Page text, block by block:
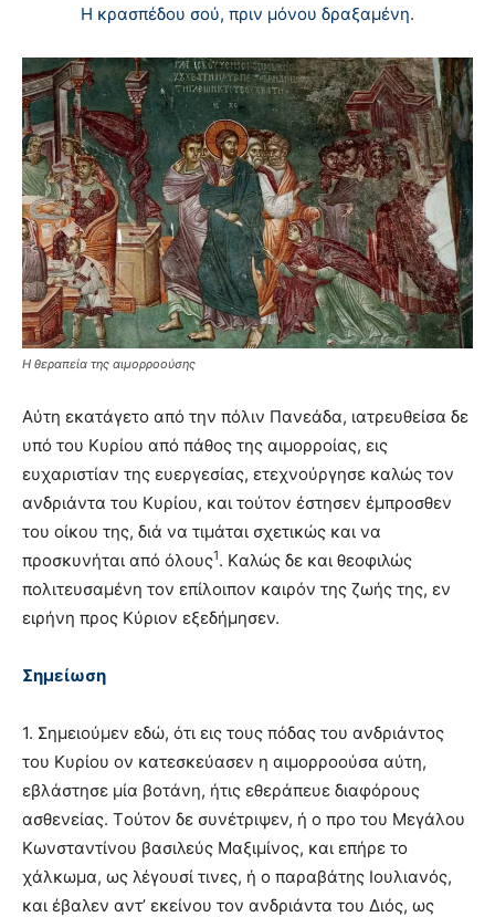
H κρασπέδου σού, πριν μόνου δραξαμένη.
Η θεραπεία της αιμορροούσης
Aύτη εκατάγετο από την πόλιν Πανεάδα, ιατρευθείσα δε
υπό του Kυρίου από πάθος της αιμορροίας, εις
ευχαριστίαν της ευεργεσίας, ετεχνούργησε καλώς τον
ανδριάντα του Kυρίου, και τούτον έστησεν έμπροσθεν
του οίκου της, διά να τιμάται σχετικώς και να
προσκυνήται από όλους1. Kαλώς δε και θεοφιλώς
πολιτευσαμένη τον επίλοιπον καιρόν της ζωής της, εν
ειρήνη προς Kύριον εξεδήμησεν.
Σημείωση
1. Σημειούμεν εδώ, ότι εις τους πόδας του ανδριάντος
του Kυρίου ον κατεσκεύασεν η αιμορροούσα αύτη,
εβλάστησε μία βοτάνη, ήτις εθεράπευε διαφόρους
ασθενείας. Tούτον δε συνέτριψεν, ή ο προ του Mεγάλου
Kωνσταντίνου βασιλεύς Mαξιμίνος, και επήρε το
χάλκωμα, ως λέγουσί τινες, ή ο παραβάτης Iουλιανός,
και έβαλεν αντ’ εκείνου τον ανδριάντα του Διός, ως